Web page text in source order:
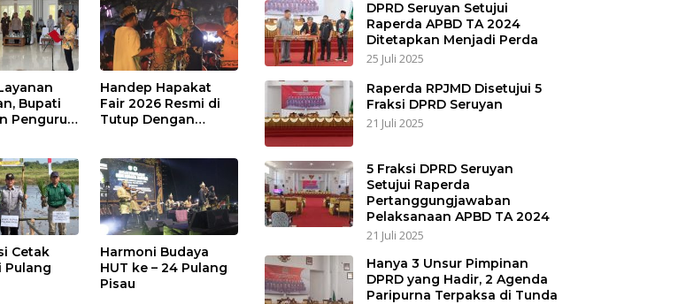
Bupati
Pengurus
Handep Hapakat
Fair 2026 Resmi di
Tutup Dengan
Cetak
Pulang
Harmoni Budaya
HUT ke – 24 Pulang
Pisau
DPRD Seruyan Setujui
Raperda APBD TA 2024
Ditetapkan Menjadi Perda
25 Juli 2025
Raperda RPJMD Disetujui 5
Fraksi DPRD Seruyan
21 Juli 2025
5 Fraksi DPRD Seruyan
Setujui Raperda
Pertanggungjawaban
Pelaksanaan APBD TA 2024
21 Juli 2025
Hanya 3 Unsur Pimpinan
DPRD yang Hadir, 2 Agenda
Paripurna Terpaksa di Tunda